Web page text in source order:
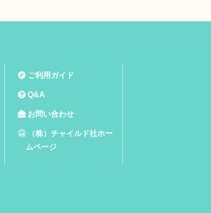
ご利用ガイド
Q&A
お問い合わせ
（株）チャイルド社ホー
ムページ